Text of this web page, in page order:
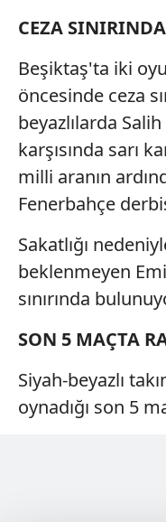
CEZA
Beşiktaş'ta iki
öncesinde ceza
beyazlılarda
karşısında sarı
milli aranın
Fenerbahçe
Sakatlığı
beklenmeyen
sınırında
SON 5 MAÇTA
Siyah-beyazlı
oynadığı son 5